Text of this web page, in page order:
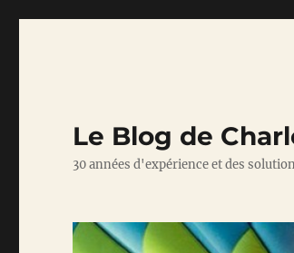
Le Blog de
30 années d'expérience et des